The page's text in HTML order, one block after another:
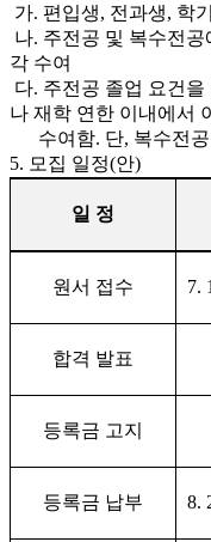
가. 편입생, 전과생, 학
나. 주전공 및 복수전
각 수여
다. 주전공 졸업 요건
나 재학 연한 이내에서
수여함. 단, 복수전공
5. 모집 일정(안)
일 정
원서 접수 7.
합격 발표
등록금 고지
등록금 납부 8.